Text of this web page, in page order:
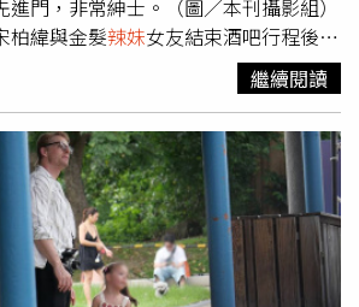
當面要求她離婚，表示希望能與丈夫
人生谷底。婚姻失敗並未擊倒
振作，靠著努力創業闖出一片天，事
度達5000萬日圓（約新台幣1070萬
次給她考驗，41歲時被診斷罹患肛門管
化療後，她終於在家人的陪伴下戰勝病
如今與家人相聚的每一天。除了兩位女
本集節目還邀請女星加藤夏希及寫真女
天木純公開14歲時的辣妹 舊照，與現在
比，讓主持群直呼幾乎認不出來。天木
性十分叛逆，不但曾在課堂上干擾老師
門，非常紳士。（圖／本刊攝影組）
柏緯與金髮辣妹女友結束酒吧行程後，
中還到超商補貨。回到住處時，宋柏緯
讓女友先進門，一連串自然又帥氣的動
範。林佳緯撐傘為女友賴可遮陽，陪著
展現十足紳士風度。（圖／本刊攝影
女神賴可與統一獅球員林佳緯趁賽季
遊動植物王國親近大自然。傍晚離園
替女友遮陽，待賴可坐上副駕後，自己
細心照顧女友的模樣相當加分。之後兩
理店，共度約1小時的晚餐時光。本刊
繼續閱讀